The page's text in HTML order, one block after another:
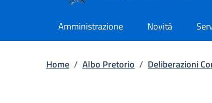
Amministrazione Novità
Home / Albo Pretorio / Deliberazioni